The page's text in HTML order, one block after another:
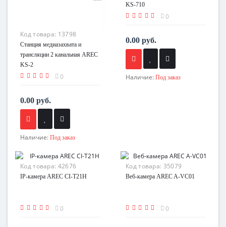
Код товара: 13798
Станция медиазахвата и
трансляции 2 канальная AREC
KS-2
0
0.00 руб.
Наличие: Под заказ
KS-710
0
0.00 руб.
Наличие: Под заказ
Код товара: 42676
IP-камера AREC CI-T21H
0
Код товара: 35079
Веб-камера AREC A-VC01
0